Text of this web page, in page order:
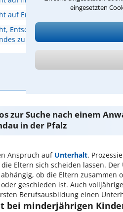
eingesetzten
auf Erbansprüche innerhalb der
Entscheidungen für die
zu treffen
Antwort
zur Suche nach einem
in der Pfalz
Anspruch auf Unterhalt.
Eltern sich scheiden lassen.
ob die Eltern zusammen
geschieden ist. Auch
Berufsausbildung einen
bei minderjährigen